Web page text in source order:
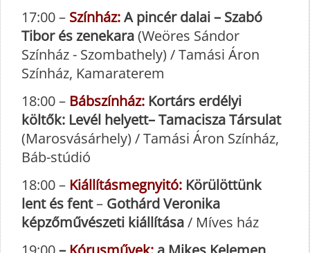
17:00 – Színház:A pincér dalai – Szabó
Tibor és zenekara(Weöres Sándor
Színház - Szombathely) / Tamási Áron
Színház, Kamaraterem
18:00 – Bábszínház: Kortárs erdélyi
költők: Levél helyett– Tamacisza Társulat
(Marosvásárhely) / Tamási Áron Színház,
Báb-stúdió
18:00 – Kiállításmegnyitó: Körülöttünk
lent és fent– Gothárd Veronika
képzőművészeti kiállítása/ Míves ház